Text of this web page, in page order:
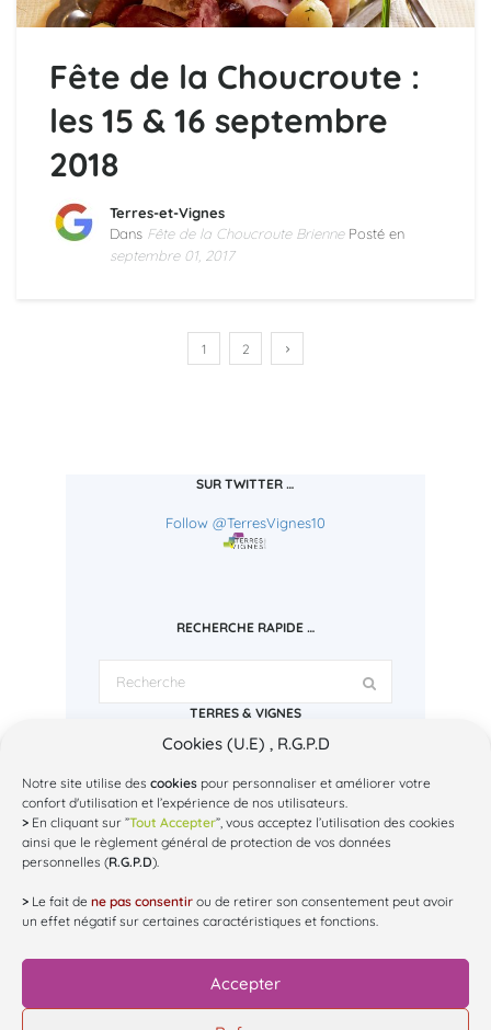
Cookies (U.E) , R.G.P.D
Notre site utilise des cookies pour personnaliser et améliorer votre
confort d'utilisation et l’expérience de nos utilisateurs.
> En cliquant sur ”Tout Accepter”, vous acceptez l’utilisation des cookies
ainsi que le règlement général de protection de vos données
personnelles (R.G.P.D).
> Le fait de ne pas consentir ou de retirer son consentement peut avoir
un effet négatif sur certaines caractéristiques et fonctions.
Accepter
Fête de la Choucroute :
les 15 & 16 septembre
2018
Terres-et-Vignes
Dans Fête de la Choucroute BriennePosté en
septembre 01, 2017
1 2
SUR TWITTER …
Follow @TerresVignes10
RECHERCHE RAPIDE …
TERRES & VIGNES
Espace Regley
Tél: 03.25.43.72.78
Mail: contact@terres-et-vignes.org
SUR INSTAGRAM...
Chargez plus de Posts